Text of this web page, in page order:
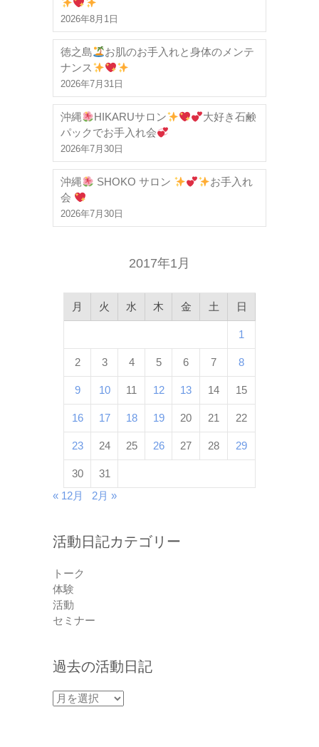
2026年8月1日
徳之島
お肌のお手入れと身体のメンテ
ナンス
2026年7月31日
沖縄 HIKARUサロン
大好き石鹸
パックでお手入れ会
2026年7月30日
沖縄 SHOKO サロン
お手入れ
会
2026年7月30日
2017年1月
月 火 水 木 金 土 日
1
2 3 4 5 6 7 8
9 10 11 12 13 14 15
16 17 18 19 20 21 22
23 24 25 26 27 28 29
30
31
« 12月
2月 »
活動日記カテゴリー
トーク
体験
活動
セミナー
過去の活動日記
過